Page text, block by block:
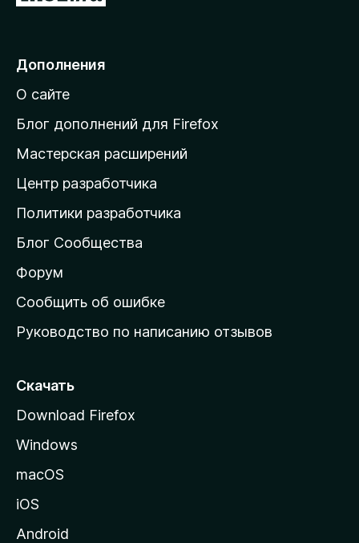
е
й
т
и
а
д
о
а
ш
н
ю
т
а
н
у
M
Дополнения
О сайте
Блог дополнений для Firefox
Мастерская расширений
Центр разработчика
Политики разработчика
Блог Сообщества
Форум
Сообщить об ошибке
Руководство по написанию отзывов
Скачать
Download Firefox
Windows
macOS
iOS
Android